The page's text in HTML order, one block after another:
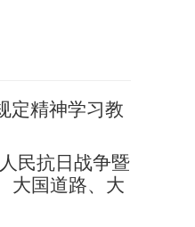
定精神学习教
民抗日战争暨
大国道路、大